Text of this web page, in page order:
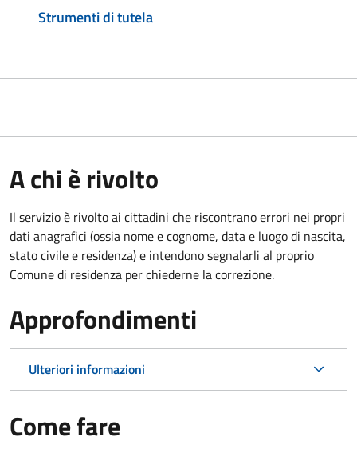
Strumenti di tutela
A chi è rivolto
Il servizio è rivolto ai cittadini che riscontrano errori nei propri
dati anagrafici (ossia nome e cognome, data e luogo di nascita,
stato civile e residenza) e intendono segnalarli al proprio
Comune di residenza per chiederne la correzione.
Approfondimenti
Ulteriori informazioni
Come fare